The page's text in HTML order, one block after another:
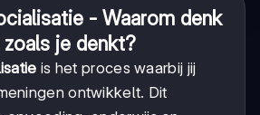
- Waarom denk
zoals je denkt?
is het proces waarbij jij
ontwikkelt. Dit